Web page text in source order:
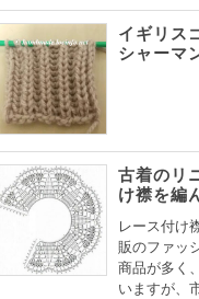
イギリス
シャーマ
古着のリ
け襟を編
レース付け
販のファッ
商品が多く
いますが、